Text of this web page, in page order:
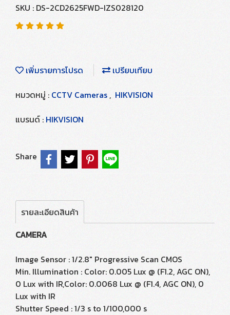
SKU : DS-2CD2625FWD-IZS028120
เพิ่มรายการโปรด
เปรียบเทียบ
หมวดหมู่ : CCTV Cameras, HIKVISION
แบรนด์ : HIKVISION
Share
รายละเอียดสินค้า
CAMERA
Image Sensor : 1/2.8" Progressive Scan CMOS
Min. Illumination : Color: 0.005 Lux @ (F1.2, AGC ON),
0 Lux with IR,Color: 0.0068 Lux @ (F1.4, AGC ON), 0
Lux with IR
Shutter Speed : 1/3 s to 1/100,000 s